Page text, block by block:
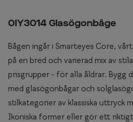
0IY3014 Glasögonbåge
Bågen ingår i Smarteyes Core,
på en bred och varierad mix av
prisgrupper - för alla åldrar. Bygg
med glasögonbågar och
stilkategorier av klassiska uttryck
Ikoniska former eller gör ett